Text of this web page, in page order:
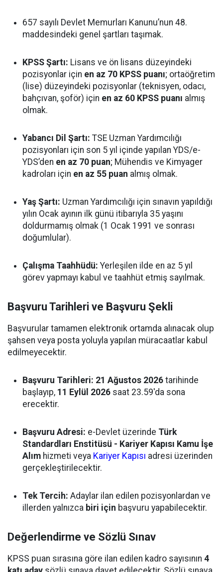
657 sayılı Devlet Memurları Kanunu’nun 48.
maddesindeki genel şartları taşımak.
KPSS Şartı: Lisans ve ön lisans düzeyindeki
pozisyonlar için en az 70 KPSS puanı; ortaöğretim
(lise) düzeyindeki pozisyonlar (teknisyen, odacı,
bahçıvan, şoför) için en az 60 KPSS puanı almış
olmak.
Yabancı Dil Şartı: TSE Uzman Yardımcılığı
pozisyonları için son 5 yıl içinde yapılan YDS/e-
YDS’den en az 70 puan; Mühendis ve Kimyager
kadroları için en az 55 puan almış olmak.
Yaş Şartı: Uzman Yardımcılığı için sınavın yapıldığı
yılın Ocak ayının ilk günü itibarıyla 35 yaşını
doldurmamış olmak (1 Ocak 1991 ve sonrası
doğumlular).
Çalışma Taahhüdü: Yerleşilen ilde en az 5 yıl
görev yapmayı kabul ve taahhüt etmiş sayılmak.
Başvuru Tarihleri ve Başvuru Şekli
Başvurular tamamen elektronik ortamda alınacak olup
şahsen veya posta yoluyla yapılan müracaatlar kabul
edilmeyecektir.
Başvuru Tarihleri: 21 Ağustos 2026 tarihinde
başlayıp, 11 Eylül 2026 saat 23.59'da sona
erecektir.
Başvuru Adresi: e-Devlet üzerinde Türk
Standardları Enstitüsü - Kariyer Kapısı Kamu İşe
Alım hizmeti veya Kariyer Kapısı adresi üzerinden
gerçekleştirilecektir.
Tek Tercih: Adaylar ilan edilen pozisyonlardan ve
illerden yalnızca biri için başvuru yapabilecektir.
Değerlendirme ve Sözlü Sınav
KPSS puan sırasına göre ilan edilen kadro sayısının 4